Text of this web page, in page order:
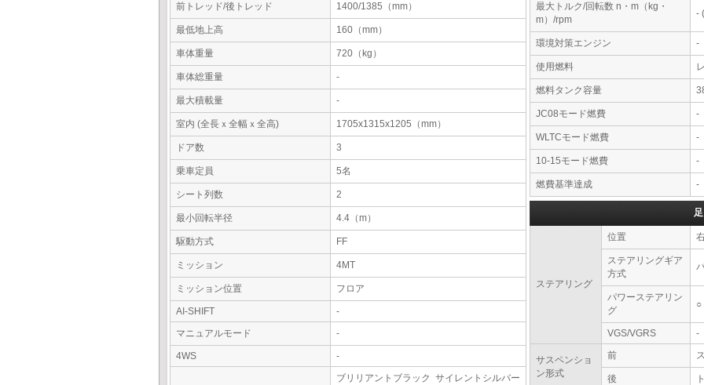
前トレッド/後トレッド 1400/1385（mm）
最低地上高 160（mm）
車体重量 720（kg）
車体総重量 -
最大積載量 -
室内 (全長ｘ全幅ｘ全高) 1705x1315x1205（mm）
ドア数 3
乗車定員 5名
シート列数 2
最小回転半径 4.4（m）
駆動方式 FF
ミッション 4MT
ミッション位置 フロア
AI-SHIFT
-
マニュアルモード
-
4WS -
ブリリアントブラック サイレントシルバー
最大トルク/回転数 n・m（kg・
m）/rpm
-
環境対策エンジン -
使用燃料
燃料タンク容量
JC08モード燃費 -
WLTCモード燃費 -
10-15モード燃費 -
燃費基準達成 -
ステアリング
位置
ステアリングギア
方式
パワーステアリン
グ
○
VGS/VGRS -
サスペンショ
ン形式
前
後